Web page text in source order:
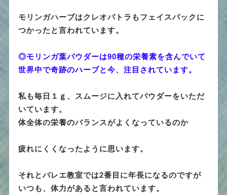
モリンガハーブはクレオパトラもフェイスパックに
つかったと言われています。
◎モリンガ葉パウダーは90種の栄養素を含んでいて
世界中で奇跡のハーブと今、注目されています。
私も毎日１ｇ、スムージに入れてパウダーをいただ
いています。
体全体の栄養のバランスがよくなっているのか
疲れにくくなったように思います。
それとバレエ教室では2番目に年長になるのですが
いつも、体力があると言われています。